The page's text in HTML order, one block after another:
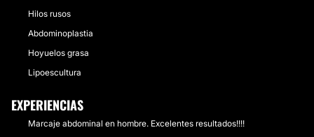
Hilos rusos
Abdominoplastia
Hoyuelos grasa
Lipoescultura
EXPERIENCIAS
Marcaje abdominal en hombre. Excelentes resultados!!!!